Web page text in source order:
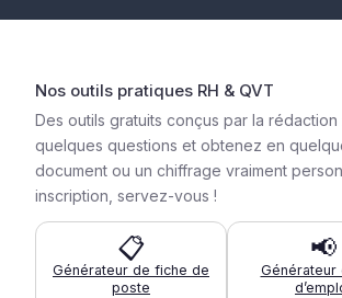
Nos outils pratiques RH & QVT
Des outils gratuits conçus par la
quelques questions et obtenez en
document ou un chiffrage vraiment
inscription, servez-vous !
📋
Générateur de fiche de
poste
📢
Générateur